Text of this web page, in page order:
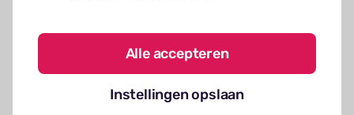
Alle accepteren
Instellingen opslaan
Algemene voorwaarden